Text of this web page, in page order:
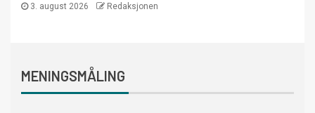
3. august 2026 Redaksjonen
MENINGSMÅLING